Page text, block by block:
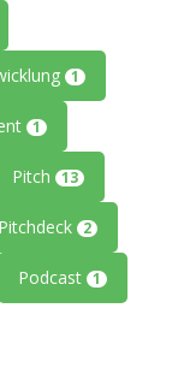
1
1
Pitch 13
Pitchdeck 2
Podcast 1